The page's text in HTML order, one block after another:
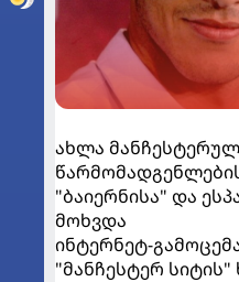
ახლა
"ბაიერნისა" და
მოხვდა
ინტერნეტ-
"მანჩესტერ